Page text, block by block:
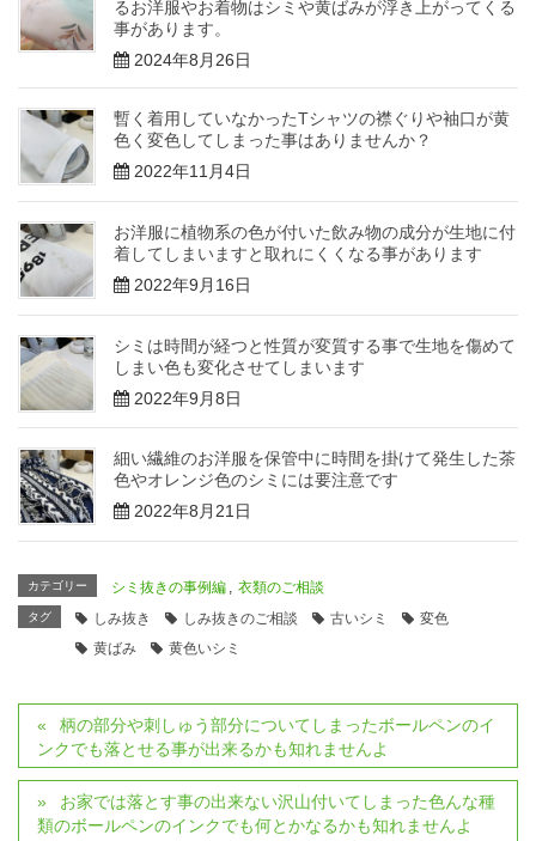
るお洋服やお着物はシミや黄ばみが浮き上がってくる
事があります。
2024年8月26日
暫く着用していなかったTシャツの襟ぐりや袖口が黄
色く変色してしまった事はありませんか？
2022年11月4日
お洋服に植物系の色が付いた飲み物の成分が生地に付
着してしまいますと取れにくくなる事があります
2022年9月16日
シミは時間が経つと性質が変質する事で生地を傷めて
しまい色も変化させてしまいます
2022年9月8日
細い繊維のお洋服を保管中に時間を掛けて発生した茶
色やオレンジ色のシミには要注意です
2022年8月21日
カテゴリー シミ抜きの事例編 , 衣類のご相談
タグ しみ抜き しみ抜きのご相談 古いシミ
変色
黄ばみ
黄色いシミ
柄の部分や刺しゅう部分についてしまったボールペンのイ
ンクでも落とせる事が出来るかも知れませんよ
お家では落とす事の出来ない沢山付いてしまった色んな種
類のボールペンのインクでも何とかなるかも知れませんよ